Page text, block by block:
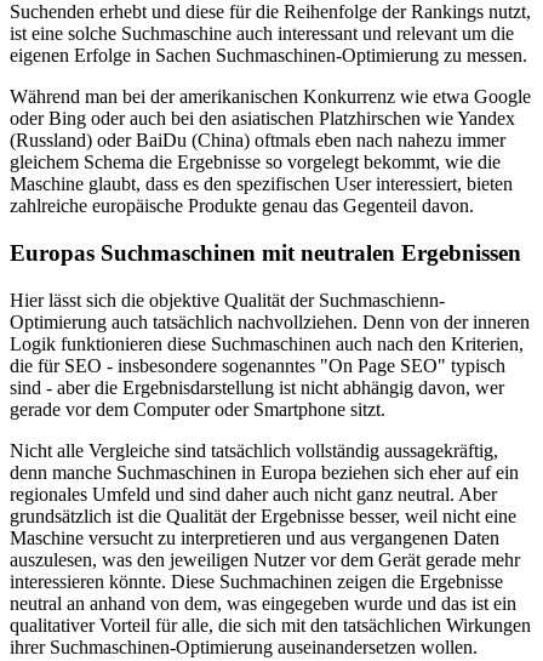
Suchenden erhebt und diese für die Reihenfolge der Rankings nutzt,
ist eine solche Suchmaschine auch interessant und relevant um die
eigenen Erfolge in Sachen Suchmaschinen-Optimierung zu messen.
Während man bei der amerikanischen Konkurrenz wie etwa Google
oder Bing oder auch bei den asiatischen Platzhirschen wie Yandex
(Russland) oder BaiDu (China) oftmals eben nach nahezu immer
gleichem Schema die Ergebnisse so vorgelegt bekommt, wie die
Maschine glaubt, dass es den spezifischen User interessiert, bieten
zahlreiche europäische Produkte genau das Gegenteil davon.
Europas Suchmaschinen mit neutralen Ergebnissen
Hier lässt sich die objektive Qualität der Suchmaschienn-
Optimierung auch tatsächlich nachvollziehen. Denn von der inneren
Logik funktionieren diese Suchmaschinen auch nach den Kriterien,
die für SEO - insbesondere sogenanntes "On Page SEO" typisch
sind - aber die Ergebnisdarstellung ist nicht abhängig davon, wer
gerade vor dem Computer oder Smartphone sitzt.
Nicht alle Vergleiche sind tatsächlich vollständig aussagekräftig,
denn manche Suchmaschinen in Europa beziehen sich eher auf ein
regionales Umfeld und sind daher auch nicht ganz neutral. Aber
grundsätzlich ist die Qualität der Ergebnisse besser, weil nicht eine
Maschine versucht zu interpretieren und aus vergangenen Daten
auszulesen, was den jeweiligen Nutzer vor dem Gerät gerade mehr
interessieren könnte. Diese Suchmachinen zeigen die Ergebnisse
neutral an anhand von dem, was eingegeben wurde und das ist ein
qualitativer Vorteil für alle, die sich mit den tatsächlichen Wirkungen
ihrer Suchmaschinen-Optimierung auseinandersetzen wollen.